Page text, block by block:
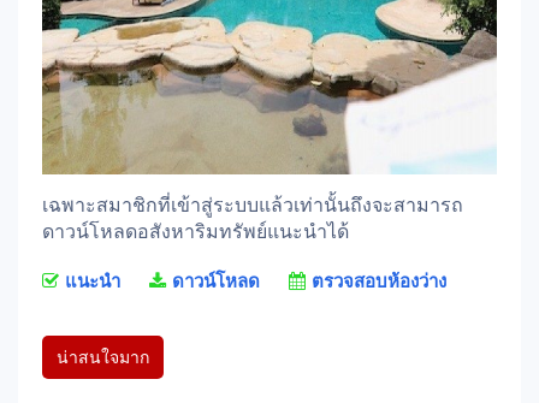
เฉพาะสมาชิกที่เข้าสู่ระบบแล้วเท่านั้นถึงจะสามารถ
ดาวน์โหลดอสังหาริมทรัพย์แนะนำได้
แนะนำ ดาวน์โหลด ตรวจสอบห้องว่าง
น่าสนใจมาก